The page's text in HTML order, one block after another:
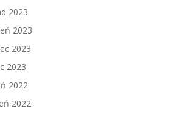
2023
2023
2023
2023
2022
2022